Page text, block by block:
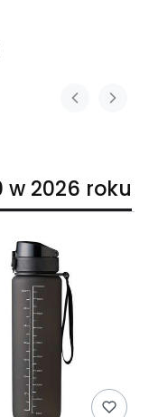
w 2026 roku